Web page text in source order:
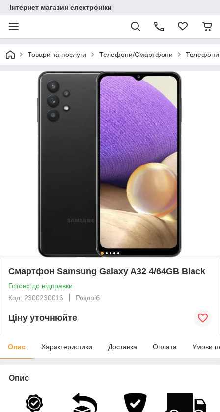
Інтернет магазин електроніки
Товари та послуги Телефони/Смартфони
Смартфон Samsung Galaxy A32 4/64GB Black
Готово до відправки
Код: 2300230016
Роздріб
Ціну уточнюйте
Опис Характеристики Доставка Оплата Умови
Опис